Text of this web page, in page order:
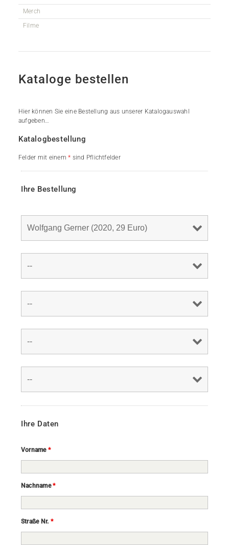
Merch
Filme
Kataloge bestellen
Hier können Sie eine Bestellung aus unserer Katalogauswahl
aufgeben…
Katalogbestellung
Felder mit einem* sind Pflichtfelder
Ihre Bestellung
Ihre Daten
Vorname *
Nachname*
Straße Nr. *